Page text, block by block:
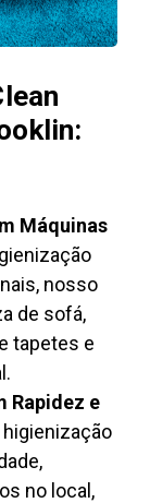
Máquinas
nosso
de sofá,
tapetes e
Rapidez e
no local,